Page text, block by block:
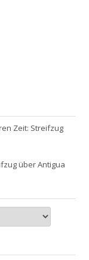
Zeit: Streifzug
über Antigua